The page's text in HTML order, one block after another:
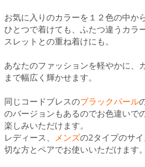
お気に入りのカラーを１２色の中か
ひとつで着けても、ふたつ違うカラ
スレットとの重ね着けにも。
あなたのファッションを軽やかに、
まで幅広く輝かせます。
同じコードブレスのブラックパール
のバージョンもあるのでお色違いで
楽しみいただけます。
レディース、
メンズの2タイプのサ
切な方とペアでお使いいただけます。